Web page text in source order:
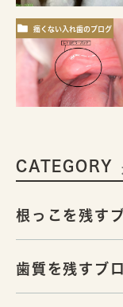
痛くない入れ歯のブログ
CATEGORY
根っこを残す
歯質を残すブ